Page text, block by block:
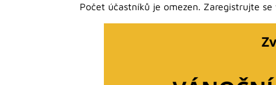
Počet účastníků je omezen. Zaregistrujte